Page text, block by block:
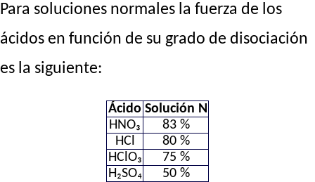
Para soluciones normales la fuerza de los
ácidos en función de su grado de disociación
es la siguiente:
Ácido Solución N
HNO₃
83 %
HCl
80 %
HClO₃
75 %
H₂SO₄
50 %